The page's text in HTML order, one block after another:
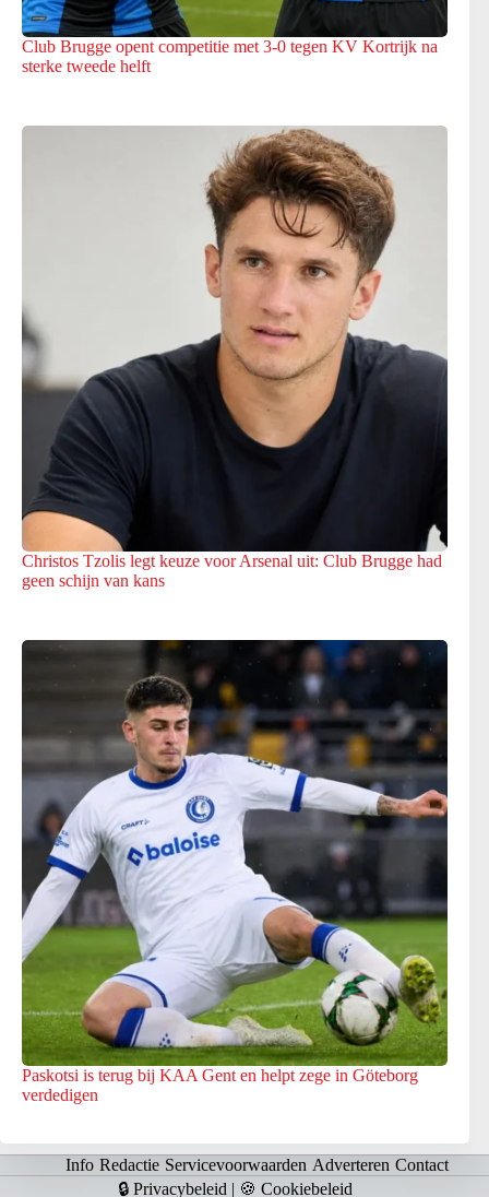
Club Brugge opent competitie met 3-0 tegen KV Kortrijk na
sterke tweede helft
Christos Tzolis legt keuze voor Arsenal uit: Club Brugge had
geen schijn van kans
Paskotsi is terug bij KAA Gent en helpt zege in Göteborg
verdedigen
Info Redactie Servicevoorwaarden Adverteren Contact
🔒 Privacybeleid | 🍪 Cookiebeleid